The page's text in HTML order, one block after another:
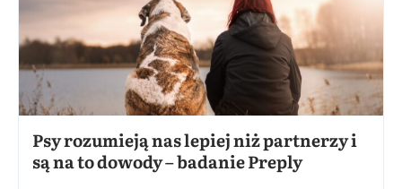
Psy rozumieją nas lepiej niż partnerzy i
są na to dowody – badanie Preply